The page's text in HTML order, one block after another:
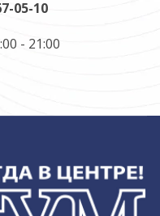
05-10
- 21:00